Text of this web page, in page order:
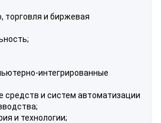
торговля и биржевая
интегрированные
средств и систем автоматизации
и технологии;